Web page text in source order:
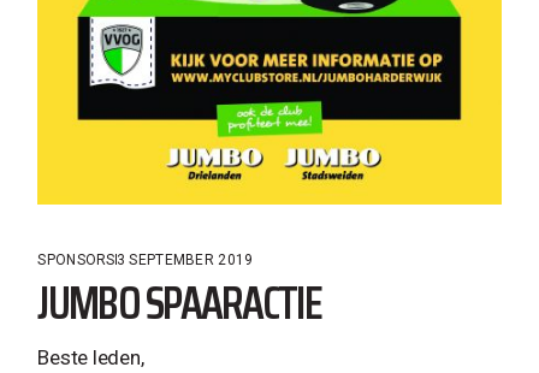
SPONSORS 3 SEPTEMBER 2019
JUMBO SPAARACTIE
Beste leden,